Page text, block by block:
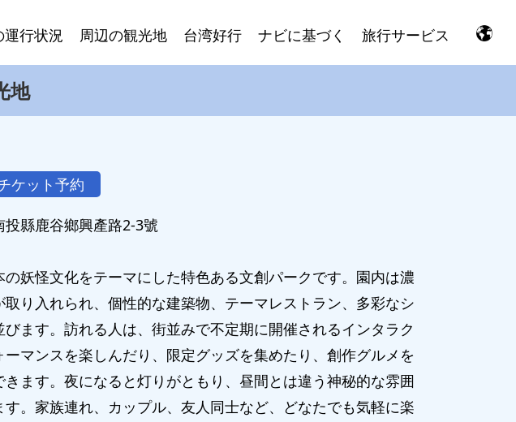
運行状況 周辺の観光地 台湾好行 ナビに基づく 旅行サービス
地
ケット予約
投縣鹿谷鄉興產路2-3號
妖怪文化をテーマにした特色ある文創パークです。園内は濃
取り入れられ、個性的な建築物、テーマレストラン、多彩なシ
びます。訪れる人は、街並みで不定期に開催されるインタラク
ーマンスを楽しんだり、限定グッズを集めたり、創作グルメを
ます。夜になると灯りがともり、昼間とは違う神秘的な雰囲
。家族連れ、カップル、友人同士など、どなたでも気軽に楽